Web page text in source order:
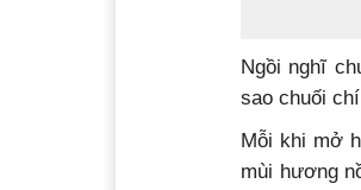
Ngồi nghĩ
sao chuối
Mỗi khi mở
mùi hương